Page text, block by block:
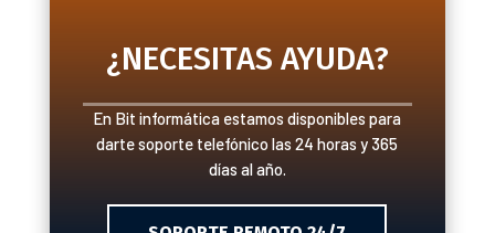
¿NECESITAS AYUDA?
En Bit informática estamos disponibles para
darte soporte telefónico las 24 horas y 365
días al año.